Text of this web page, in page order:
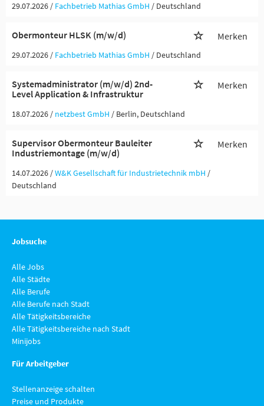
29.07.2026 / Fachbetrieb Mathias GmbH / Deutschland
Obermonteur HLSK (m/w/d) Merken
29.07.2026 / Fachbetrieb Mathias GmbH / Deutschland
Systemadministrator (m/w/d) 2nd-
Level Application & Infrastruktur
Merken
18.07.2026 / netzbest GmbH / Berlin, Deutschland
Supervisor Obermonteur Bauleiter
Industriemontage (m/w/d)
Merken
14.07.2026 /W&K Gesellschaft für Industrietechnik mbH /
Deutschland
Jobsuche
Alle Jobs
Alle Städte
Alle Berufe
Alle Berufe nach Stadt
Alle Tätigkeitsbereiche
Alle Tätigkeitsbereiche nach Stadt
Minijobs
Für Arbeitgeber
Stellenanzeige schalten
Preise und Produkte